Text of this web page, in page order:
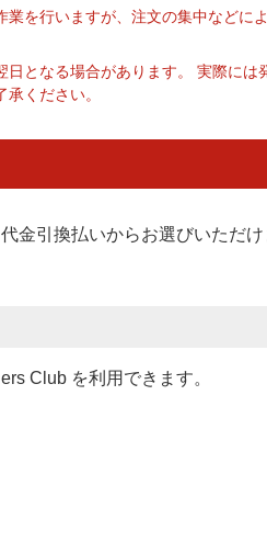
を行いますが、注文の集中などに
となる場合があります。 実際には
ください。
金引換払いからお選びいただけ
Club を利用できます。